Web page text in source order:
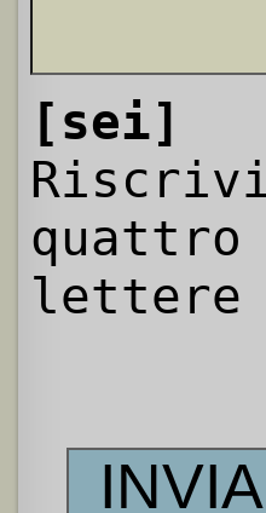
[sei]
lettere